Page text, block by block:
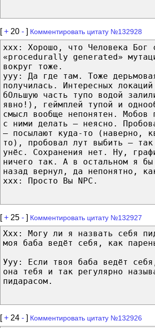
[+ 20 - ] Комментировать цитату №132928
xxx: Хорошо, что Человека Бог
«procedurally generated»
вокруг тоже.
yyy: Да где там. Тоже
получилась. Интересных
бОльшую часть тупо водой
явно!), геймплей тупой и
смысл вообще непонятен. Мобов
с ними делать — неясно.
— посылают куда-то (наверно,
то), пробовал лут выбить —
унёс. Сохранения нет. Ну,
ничего так. А в остальном я бы
назад вернул, да непонятно,
xxx: Просто Вы NPC.
[+ 25 - ] Комментировать цитату №132927
Ххх: Могу ли я назвать себя
моя баба ведёт себя, как
Ууу: Если твоя баба ведёт
она тебя и так регулярно
пидарасом.
[+ 24 - ] Комментировать цитату №132926